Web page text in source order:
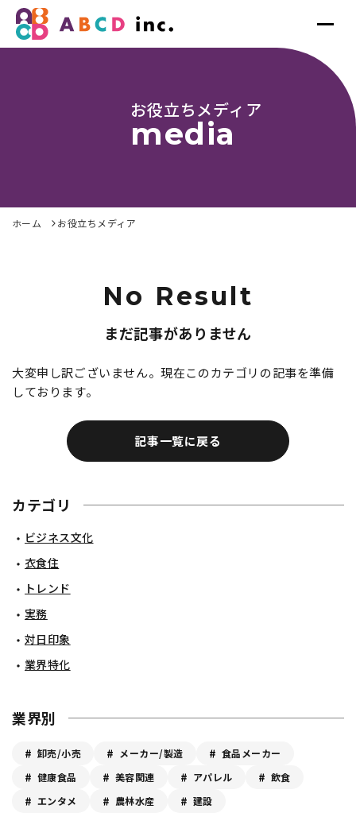
お役立ちメディア
media
ホーム お役立ちメディア
No Result
まだ記事がありません
大変申し訳ございません。現在このカテゴリの記事を準備
しております。
記事一覧に戻る
カテゴリ
ビジネス文化
衣食住
トレンド
実務
対日印象
業界特化
業界別
卸売/小売 メーカー/製造
食品メーカー
健康食品
美容関連 アパレル
飲食
エンタメ
農林水産
建設